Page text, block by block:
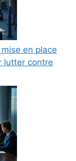
en place
lutter contre